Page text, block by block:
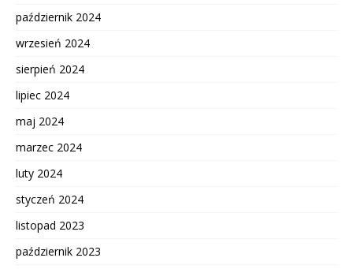
październik 2024
wrzesień 2024
sierpień 2024
lipiec 2024
maj 2024
marzec 2024
luty 2024
styczeń 2024
listopad 2023
październik 2023